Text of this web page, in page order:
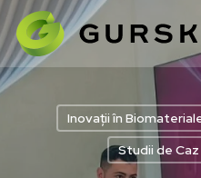
Skip
to
main
content
Inovații în
Studii de